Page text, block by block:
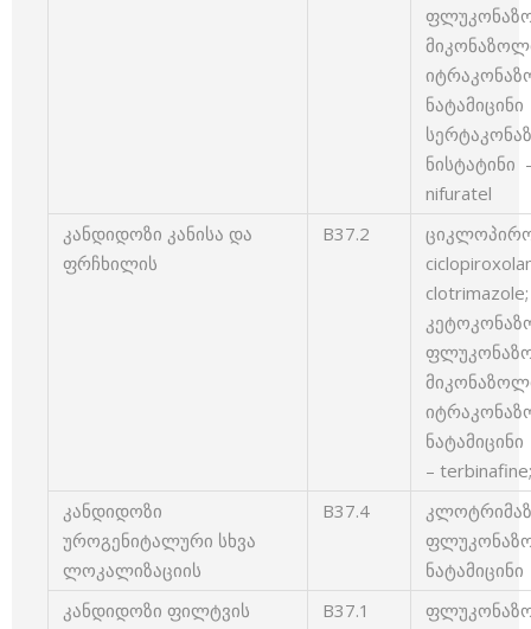
ნისტატინი
nifuratel
კანდიდოზი კანისა და
ფრჩხილის
B37.2
–
კანდიდოზი
უროგენიტალური სხვა
ლოკალიზაციის
B37.4
კანდიდოზი ფილტვის
B37.1